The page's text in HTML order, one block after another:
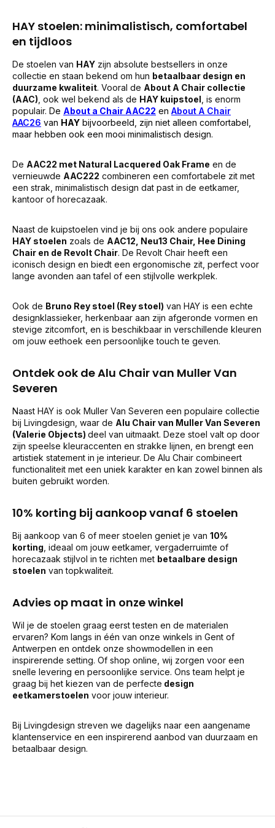
HAY stoelen: minimalistisch, comfortabel
en tijdloos
De stoelen van HAY zijn absolute bestsellers in onze
collectie en staan bekend om hun betaalbaar design en
duurzame kwaliteit. Vooral de About A Chair collectie
(AAC) , ook wel bekend als de HAY kuipstoel , is enorm
populair. De About a Chair AAC22 en About A Chair
AAC26 van HAY bijvoorbeeld, zijn niet alleen comfortabel,
maar hebben ook een mooi minimalistisch design.
De AAC22 met Natural Lacquered Oak Frame en de
vernieuwde AAC222 combineren een comfortabele zit met
een strak, minimalistisch design dat past in de eetkamer,
kantoor of horecazaak.
Naast de kuipstoelen vind je bij ons ook andere populaire
HAY stoelen zoals de AAC12, Neu13 Chair, Hee Dining
Chair en de Revolt Chair. De Revolt Chair heeft een
iconisch design en biedt een ergonomische zit, perfect voor
lange avonden aan tafel of een stijlvolle werkplek.
Ook de Bruno Rey stoel (Rey stoel) van HAY is een echte
designklassieker, herkenbaar aan zijn afgeronde vormen en
stevige zitcomfort, en is beschikbaar in verschillende kleuren
om jouw eethoek een persoonlijke touch te geven.
Ontdek ook de Alu Chair van Muller Van
Severen
Naast HAY is ook Muller Van Severen een populaire collectie
bij Livingdesign, waar de Alu Chair van Muller Van Severen
(Valerie Objects) deel van uitmaakt. Deze stoel valt op door
zijn speelse kleuraccenten en strakke lijnen, en brengt een
artistiek statement in je interieur. De Alu Chair combineert
functionaliteit met een uniek karakter en kan zowel binnen als
buiten gebruikt worden.
10% korting bij aankoop vanaf 6 stoelen
Bij aankoop van 6 of meer stoelen geniet je van 10%
korting , ideaal om jouw eetkamer, vergaderruimte of
horecazaak stijlvol in te richten met betaalbare design
stoelen van topkwaliteit.
Advies op maat in onze winkel
Wil je de stoelen graag eerst testen en de materialen
ervaren? Kom langs in één van onze winkels in Gent of
Antwerpen en ontdek onze showmodellen in een
inspirerende setting. Of shop online, wij zorgen voor een
snelle levering en persoonlijke service. Ons team helpt je
graag bij het kiezen van de perfecte design
eetkamerstoelen voor jouw interieur.
Bij Livingdesign streven we dagelijks naar een aangename
klantenservice en een inspirerend aanbod van duurzaam en
betaalbaar design.